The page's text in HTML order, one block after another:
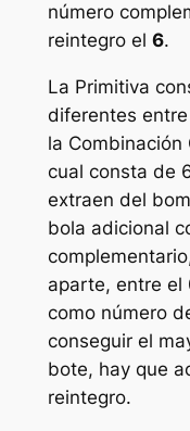
número
reintegro el 6.
La Primitiva
diferentes
la
cual consta de
extraen del
bola adicional
aparte, entre el
como número
conseguir el
bote, hay que
reintegro.